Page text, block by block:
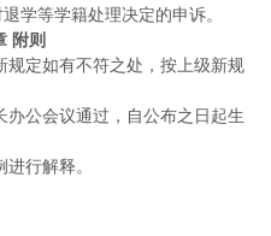
学等学籍处理决定的申诉。
附则
规定如有不符之处，按上级新规
办公会议通过，自公布之日起生
行解释。